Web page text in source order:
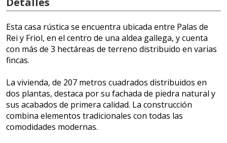
Esta casa rústica se encuentra ubicada entre Palas de
Rei y Friol, en el centro de una aldea gallega, y cuenta
con más de 3 hectáreas de terreno distribuido en varias
fincas.
La vivienda, de 207 metros cuadrados distribuidos en
dos plantas, destaca por su fachada de piedra natural y
sus acabados de primera calidad. La construcción
combina elementos tradicionales con todas las
comodidades modernas.